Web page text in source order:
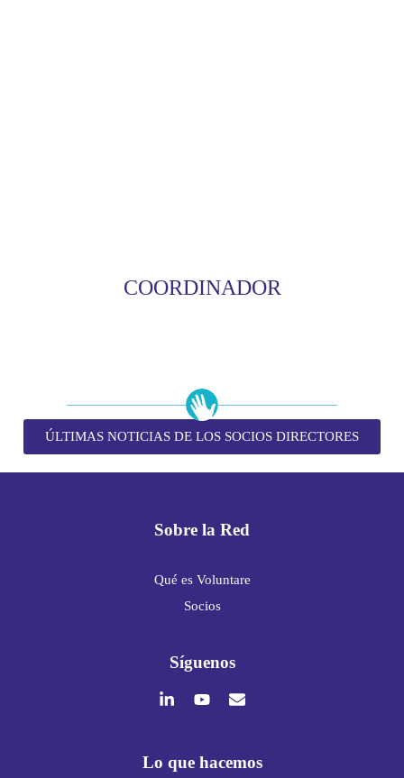
COORDINADOR
ÚLTIMAS NOTICIAS DE LOS SOCIOS DIRECTORES
Sobre la Red
Qué es Voluntare
Socios
Síguenos
Lo que hacemos